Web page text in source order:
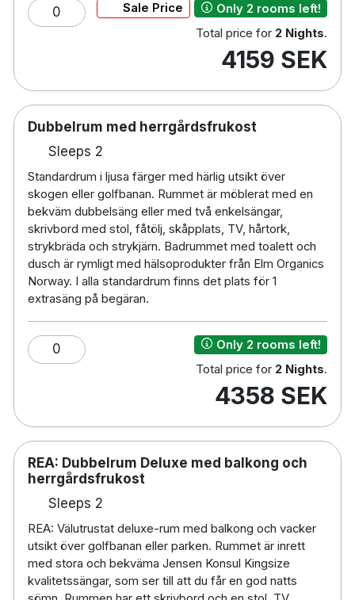
0 Sale Price
Only 2 rooms left!
Total price for 2 Nights.
4159 SEK
Dubbelrum med herrgårdsfrukost
Sleeps 2
Standardrum i ljusa färger med härlig utsikt över
skogen eller golfbanan. Rummet är möblerat med en
bekväm dubbelsäng eller med två enkelsängar,
skrivbord med stol, fåtölj, skåpplats, TV, hårtork,
strykbräda och strykjärn. Badrummet med toalett och
dusch är rymligt med hälsoprodukter från Elm Organics
Norway. I alla standardrum finns det plats för 1
extrasäng på begäran.
0
Only 2 rooms left!
Total price for 2 Nights.
4358 SEK
REA: Dubbelrum Deluxe med balkong och
herrgårdsfrukost
Sleeps 2
REA: Välutrustat deluxe-rum med balkong och vacker
utsikt över golfbanan eller parken. Rummet är inrett
med stora och bekväma Jensen Konsul Kingsize
kvalitetssängar, som ser till att du får en god natts